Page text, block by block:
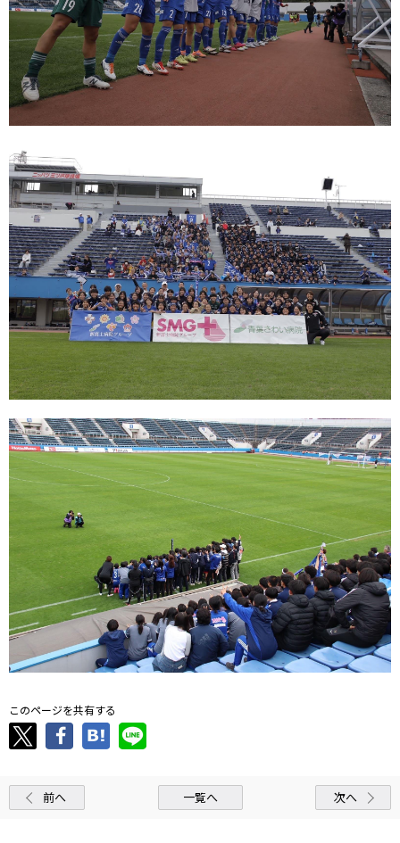
このページを共有する
前へ 一覧へ 次へ